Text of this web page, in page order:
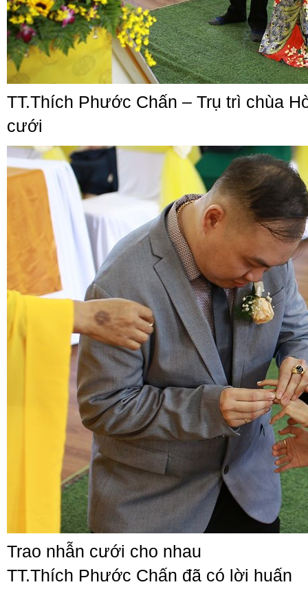
TT.Thích Phước Chấn – Trụ trì chùa
cưới
Trao nhẫn cưới cho nhau
TT.Thích Phước Chấn đã có lời huấn